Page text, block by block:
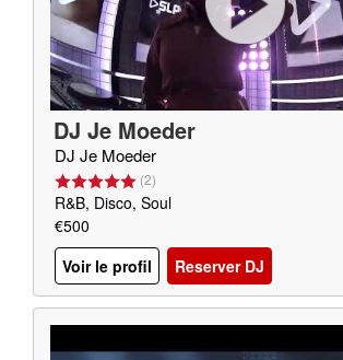
DJ Je Moeder
DJ Je Moeder
(2)
R&B, Disco, Soul
€500
Voir le profil
Reserver DJ